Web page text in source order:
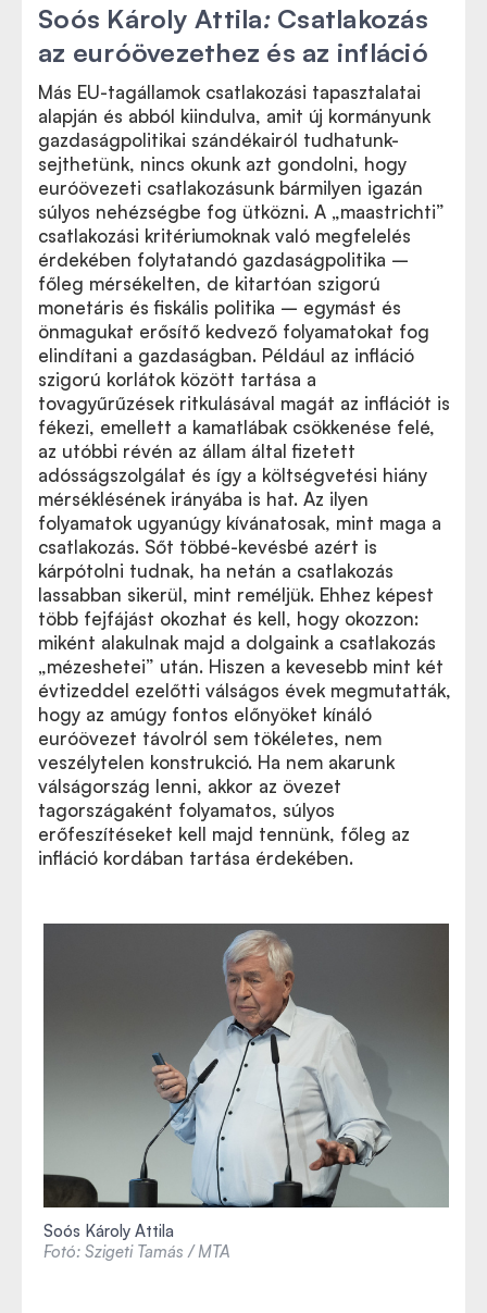
Soós Károly Attila: Csatlakozás
az euróövezethez és az infláció
Más EU-tagállamok csatlakozási tapasztalatai
alapján és abból kiindulva, amit új kormányunk
gazdaságpolitikai szándékairól tudhatunk-
sejthetünk, nincs okunk azt gondolni, hogy
euróövezeti csatlakozásunk bármilyen igazán
súlyos nehézségbe fog ütközni. A „maastrichti”
csatlakozási kritériumoknak való megfelelés
érdekében folytatandó gazdaságpolitika –
főleg mérsékelten, de kitartóan szigorú
monetáris és fiskális politika – egymást és
önmagukat erősítő kedvező folyamatokat fog
elindítani a gazdaságban. Például az infláció
szigorú korlátok között tartása a
tovagyűrűzések ritkulásával magát az inflációt is
fékezi, emellett a kamatlábak csökkenése felé,
az utóbbi révén az állam által fizetett
adósságszolgálat és így a költségvetési hiány
mérséklésének irányába is hat. Az ilyen
folyamatok ugyanúgy kívánatosak, mint maga a
csatlakozás. Sőt többé-kevésbé azért is
kárpótolni tudnak, ha netán a csatlakozás
lassabban sikerül, mint reméljük. Ehhez képest
több fejfájást okozhat és kell, hogy okozzon:
miként alakulnak majd a dolgaink a csatlakozás
„mézeshetei” után. Hiszen a kevesebb mint két
évtizeddel ezelőtti válságos évek megmutatták,
hogy az amúgy fontos előnyöket kínáló
euróövezet távolról sem tökéletes, nem
veszélytelen konstrukció. Ha nem akarunk
válságország lenni, akkor az övezet
tagországaként folyamatos, súlyos
erőfeszítéseket kell majd tennünk, főleg az
infláció kordában tartása érdekében.
Soós Károly Attila
Fotó: Szigeti Tamás / MTA